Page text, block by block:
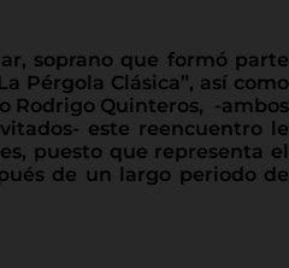
soprano que formó parte
Pérgola Clásica”, así como
Rodrigo Quinteros, -ambos
este reencuentro le
puesto que representa el
de un largo periodo de